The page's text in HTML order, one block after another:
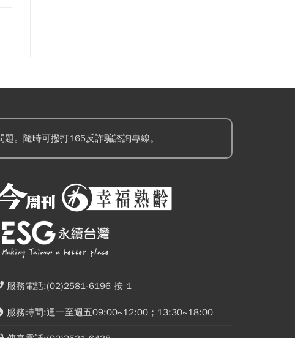
。隨時可撥打165反詐騙諮詢專線。
服務電話:(02)2581-6196 按 1
服務時間:週一至週五09:00~12:00；13:30~18:00